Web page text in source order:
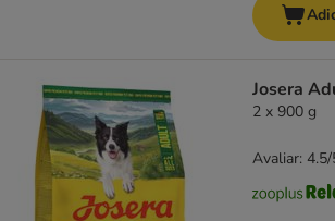
Josera
2 x 900 g
Avaliar: